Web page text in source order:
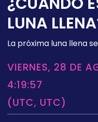
LUNA
La próxima luna llena
VIERNES, 28 DE
4:19:57
(UTC, UTC)